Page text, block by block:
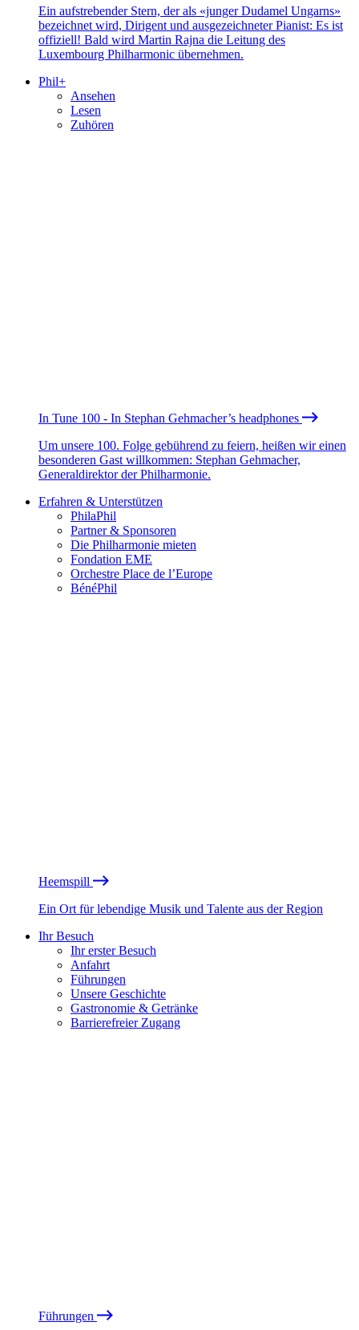
Ein aufstrebender Stern, der als «junger Dudamel Ungarns»
bezeichnet wird, Dirigent und ausgezeichneter Pianist: Es ist
offiziell! Bald wird Martin Rajna die Leitung des
Luxembourg Philharmonic übernehmen.
Phil+
Ansehen
Lesen
Zuhören
In Tune 100 - In Stephan Gehmacher’s headphones
Um unsere 100. Folge gebührend zu feiern, heißen wir einen
besonderen Gast willkommen: Stephan Gehmacher,
Generaldirektor der Philharmonie.
Erfahren & Unterstützen
PhilaPhil
Partner & Sponsoren
Die Philharmonie mieten
Fondation EME
Orchestre Place de l’Europe
BénéPhil
Heemspill
Ein Ort für lebendige Musik und Talente aus der Region
Ihr Besuch
Ihr erster Besuch
Anfahrt
Führungen
Unsere Geschichte
Gastronomie & Getränke
Barrierefreier Zugang
Führungen